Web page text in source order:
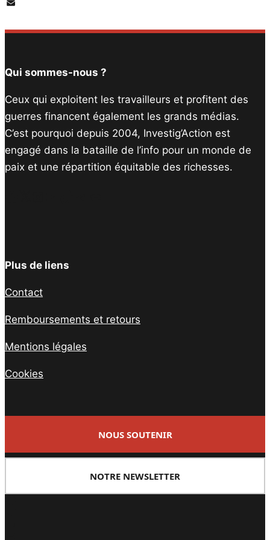
PrintFriendly
Qui sommes-nous ?
Ceux qui exploitent les travailleurs et profitent des
guerres financent également les grands médias.
C’est pourquoi depuis 2004, Investig’Action est
engagé dans la bataille de l’info pour un monde de
paix et une répartition équitable des richesses.
Plus de liens
Contact
Remboursements et retours
Mentions légales
Cookies
NOUS SOUTENIR
NOTRE NEWSLETTER